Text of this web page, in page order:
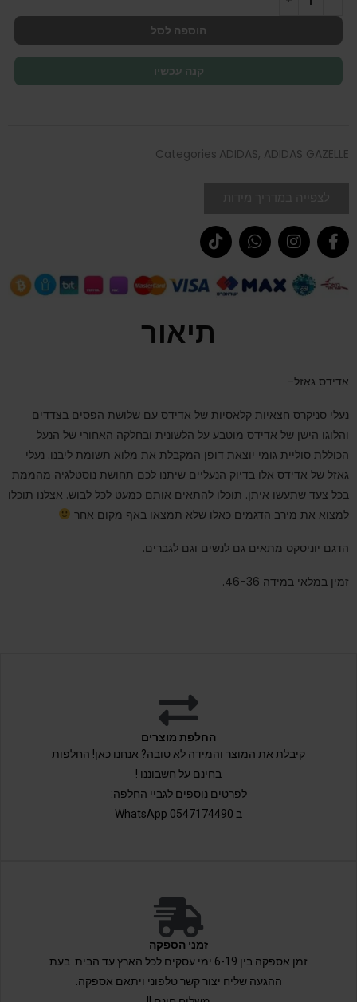
הוספה לסל
קנה עכשיו
Categories ADIDAS, ADIDAS GAZELLE
תיאור
אדידס גאזל-
נעלי סניקרס חצאיות קלאסיות של אדידס עם שלושת הפסים בצדדים
והלוגו הישן של אדידס מוטבע על הלשונית ובחלקה האחורי של הנעל
הכוללת סוליית גומי יוצאת דופן המקבלת את מלוא תשומת ליבנו. נעלי
גאזל של אדידס אלו בדיוק הנעליים שיתנו לכם תחושת נוסטלגיה מהממת
בכל צעד שתעשו איתן. תוכלו להתאים אותם כמעט לכל לבוש. אצלנו תוכלו
למצוא את מירב הדגמים כאלו שלא תמצאו באף מקום אחר
הדגם יוניסקס מתאים גם לנשים וגם לגברים.
זמין במלאי במידה 46-36.
החלפת מוצרים
קיבלת את המוצר והמידה לא טובה? אנחנו כאן! החלפות
בחינם על חשבוננו !
לפרטים נוספים לגביי החלפה:
ב 0547174490 WhatsApp
זמני הספקה
זמן אספקה בין 6-19 ימי עסקים לכל הארץ עד הבית. בעת
ההגעה שליח יצור קשר טלפוני ויתאם אספקה.